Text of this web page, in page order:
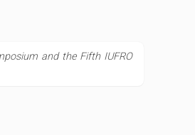
and the Fifth IUFRO